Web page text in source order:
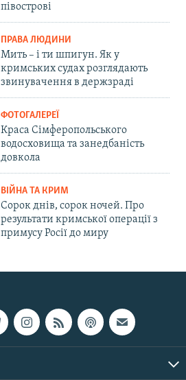
півострові
ПРАВА ЛЮДИНИ
Мить – і ти шпигун. Як у
кримських судах розглядають
звинувачення в держзраді
ФОТОГАЛЕРЕЇ
Краса Сімферопольського
водосховища та занедбаність
довкола
ВІЙНА ТА КРИМ
Сорок днів, сорок ночей. Про
результати кримської операції з
примусу Росії до миру